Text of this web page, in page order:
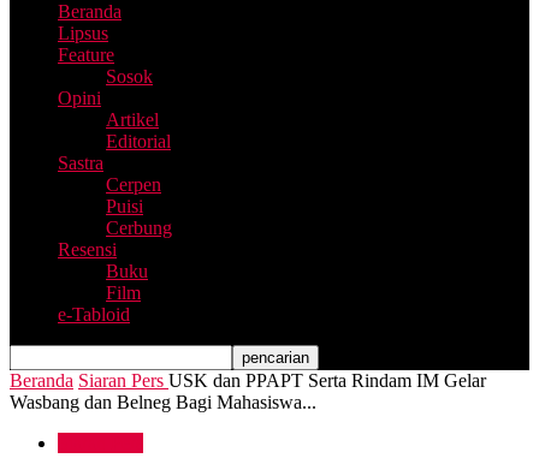
Beranda
Lipsus
Feature
Sosok
Opini
Artikel
Editorial
Sastra
Cerpen
Puisi
Cerbung
Resensi
Buku
Film
e-Tabloid
Beranda Siaran Pers USK dan PPAPT Serta Rindam IM Gelar
Wasbang dan Belneg Bagi Mahasiswa...